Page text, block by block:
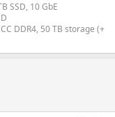
SSD, 10 GbE
DDR4, 50 TB storage (+